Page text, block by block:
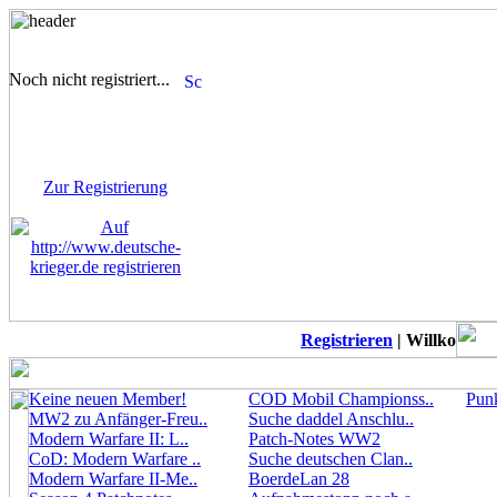
Registrieren| Willkommen
Keine neuen Member!
MW2 zu Anfänger-Freu..
Modern Warfare II: L..
CoD: Modern Warfare ..
Modern Warfare II-Me..
COD Mobil Championss..
Suche daddel Anschlu..
Patch-Notes WW2
Suche deutschen Clan..
BoerdeLan 28
Noch nicht registriert...
Zur Registrierung